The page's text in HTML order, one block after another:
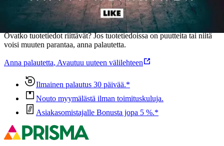
Oletko tyytyväinen tuotetietoihin?
Ovatko tuotetiedot riittävät? Jos tuotetiedoissa on puutteita tai niitä
voisi muuten parantaa, anna palautetta.
Anna palautetta, Avautuu uuteen välilehteen
Ilmainen palautus 30 päivää.*
Nouto myymälästä ilman toimituskuluja.
Asiakasomistajalle Bonusta jopa 5 %.*